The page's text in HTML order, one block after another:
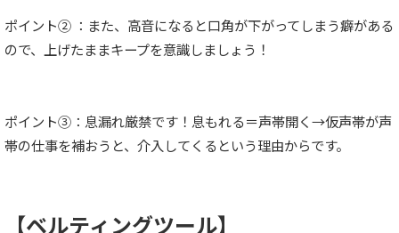
ポイント② ：また、高音になると口角が下がってしまう癖がある
ので、上げたままキープを意識しましょう！
ポイント③：息漏れ厳禁です！息もれる＝声帯開く→仮声帯が声
帯の仕事を補おうと、介入してくるという理由からです。
【ベルティングツール】